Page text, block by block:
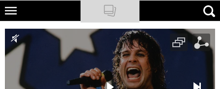
Skip
main
content
NATIONAL GEOGRAPHIC
TRAVELER
PODCASTY